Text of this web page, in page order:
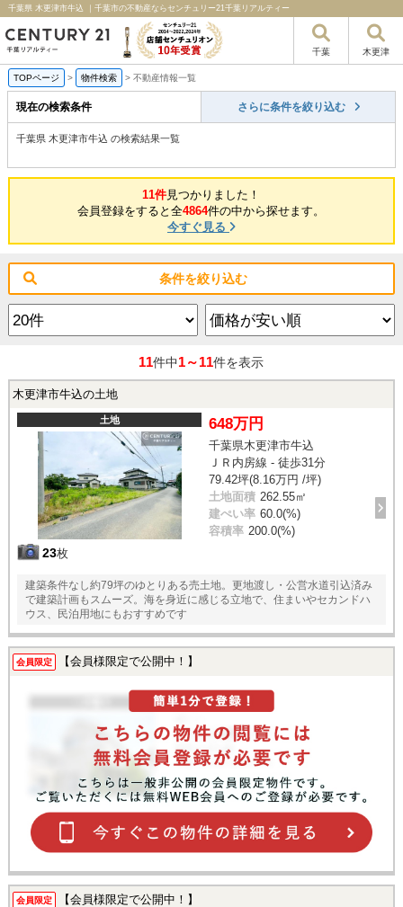
千葉県 木更津市牛込 ｜千葉市の不動産ならセンチュリー21千葉リアルティー
千葉 木更津
TOPページ > 物件検索 > 不動産情報一覧
現在の検索条件 さらに条件を絞り込む
千葉県 木更津市牛込 の検索結果一覧
11件見つかりました！
会員登録をすると全4864件の中から探せます。
今すぐ見る
条件を絞り込む
11件中1～11件を表示
木更津市牛込の土地
土地
23枚
648万円
千葉県木更津市牛込
ＪＲ内房線 - 徒歩31分
79.42坪(8.16万円 /坪)
土地面積 262.55㎡
建ぺい率 60.0(%)
容積率 200.0(%)
建築条件なし約79坪のゆとりある売土地。更地渡し・公営水道引込済み
で建築計画もスムーズ。海を身近に感じる立地で、住まいやセカンドハ
ウス、民泊用地にもおすすめです
会員限定 【会員様限定で公開中！】
会員限定 【会員様限定で公開中！】